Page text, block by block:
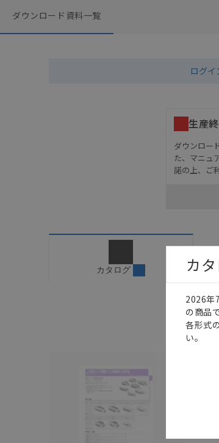
ダウンロード資料一覧
ログイ
生産
ダウンロー
た、マニュ
諾の上、ご
お客様
長設計
カタロ
ご確認
字が含
カタログ カ
2026年
の商品
各形式
い。